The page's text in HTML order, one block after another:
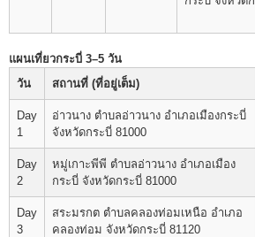
แผนเที่ยวกระบี่ 3–5 วัน
วัน
สถานที่ (ที่อยู่เต็ม)
Day
1
อ่าวนาง ตำบลอ่าวนาง อำเภอเมืองกระบี่
จังหวัดกระบี่ 81000
Day
2
หมู่เกาะพีพี ตำบลอ่าวนาง อำเภอเมือง
กระบี่ จังหวัดกระบี่ 81000
Day
3
สระมรกต ตำบลคลองท่อมเหนือ อำเภอ
คลองท่อม จังหวัดกระบี่ 81120